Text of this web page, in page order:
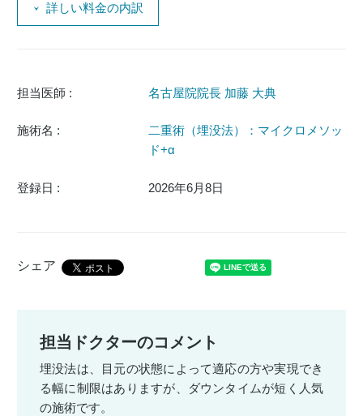
詳しい料金の内訳
担当医師 : 名古屋院院長 加藤 大典
施術名 :
二重術（埋没法）：マイクロメソッ
ド+α
登録日 : 2026年6月8日
シェア
担当ドクターのコメント
埋没法は、目元の状態によって適応の方や実現でき
る幅に制限はありますが、ダウンタイムが短く人気
の施術です。